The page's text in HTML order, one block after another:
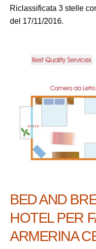
Riclassificata 3 stelle
del 17/11/2016.
BED AND
HOTEL PER
ARMERINA